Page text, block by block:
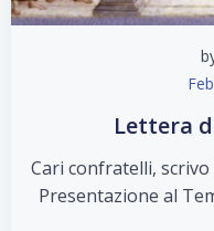
Lettera
Cari confratelli,
Presentazione al